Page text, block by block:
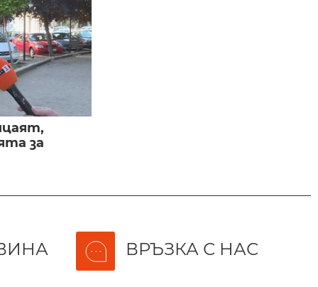
за
ВРЪЗКА С НАС